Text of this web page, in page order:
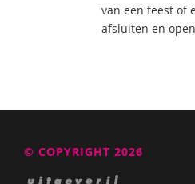
van een feest of
afsluiten en
© COPYRIGHT 2026